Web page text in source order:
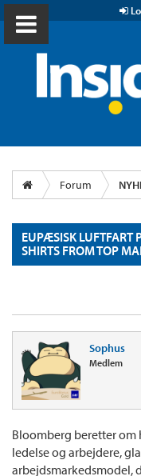
Forum
EUPÆSISK LUFTFART
SHIRTS FROM TOP
Sophus
Medlem
Bloomberg beretter
ledelse og arbejdere,
arbejdsmarkedsmodel,